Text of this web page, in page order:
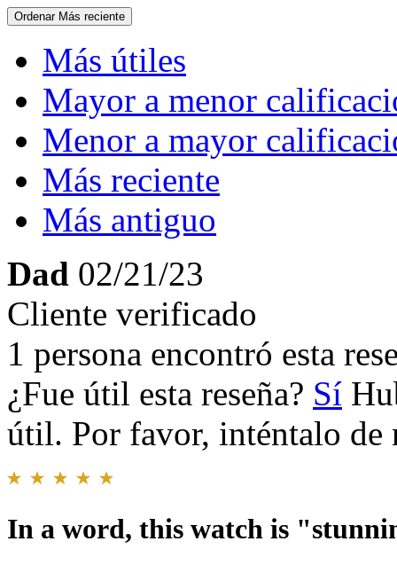
Ordenar Más reciente
Más útiles
Mayor a menor
Menor a mayor
Más reciente
Más antiguo
Dad 02/21/23
Cliente verificado
1 persona encontró esta
¿Fue útil esta reseña? Sí
útil. Por favor, inténtalo de
In a word, this watch is